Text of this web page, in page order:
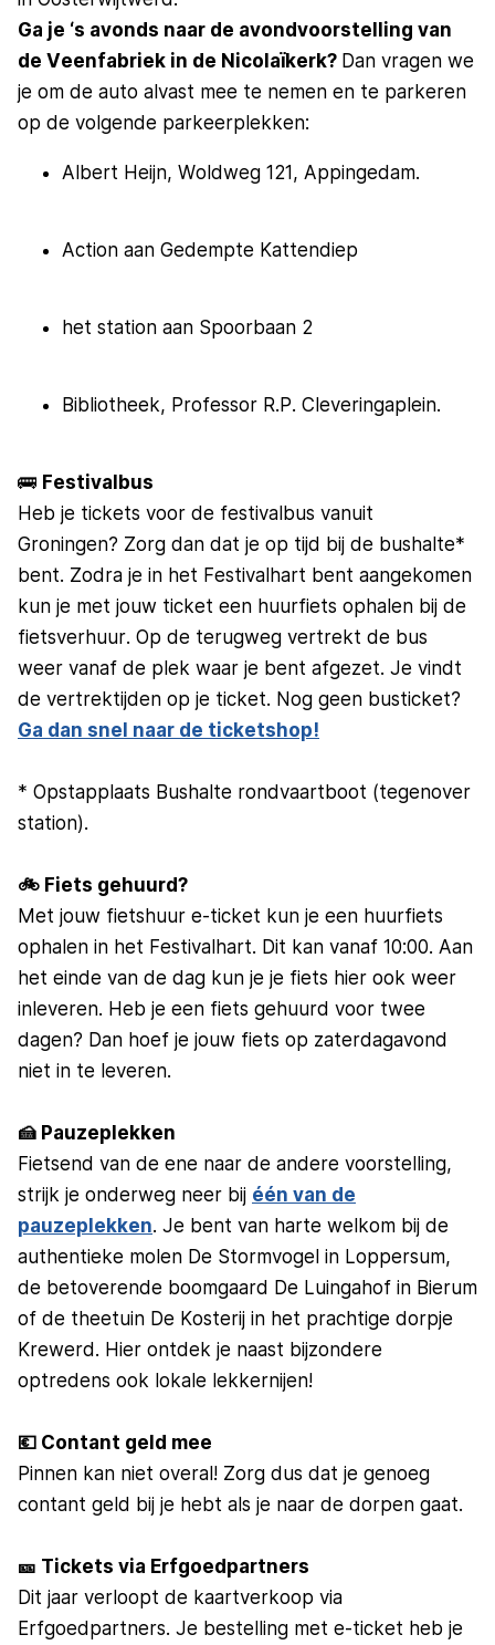
Ga je ‘s avonds naar de avondvoorstelling van
de Veenfabriek in de Nicolaïkerk? Dan vragen we
je om de auto alvast mee te nemen en te parkeren
op de volgende parkeerplekken:
Albert Heijn, Woldweg 121, Appingedam.
Action aan Gedempte Kattendiep
het station aan Spoorbaan 2
Bibliotheek, Professor R.P. Cleveringaplein.
🚌 Festivalbus
Heb je tickets voor de festivalbus vanuit
Groningen? Zorg dan dat je op tijd bij de bushalte*
bent. Zodra je in het Festivalhart bent aangekomen
kun je met jouw ticket een huurfiets ophalen bij de
fietsverhuur. Op de terugweg vertrekt de bus
weer vanaf de plek waar je bent afgezet. Je vindt
de vertrektijden op je ticket. Nog geen busticket?
Ga dan snel naar de ticketshop!
* Opstapplaats Bushalte rondvaartboot (tegenover
station).
🚲 Fiets gehuurd?
Met jouw fietshuur e-ticket kun je een huurfiets
ophalen in het Festivalhart. Dit kan vanaf 10:00. Aan
het einde van de dag kun je je fiets hier ook weer
inleveren. Heb je een fiets gehuurd voor twee
dagen? Dan hoef je jouw fiets op zaterdagavond
niet in te leveren.
🍰 Pauzeplekken
Fietsend van de ene naar de andere voorstelling,
strijk je onderweg neer bij één van de
pauzeplekken. Je bent van harte welkom bij de
authentieke molen De Stormvogel in Loppersum,
de betoverende boomgaard De Luingahof in Bierum
of de theetuin De Kosterij in het prachtige dorpje
Krewerd. Hier ontdek je naast bijzondere
optredens ook lokale lekkernijen!
💶 Contant geld mee
Pinnen kan niet overal! Zorg dus dat je genoeg
contant geld bij je hebt als je naar de dorpen gaat.
🎫 Tickets via Erfgoedpartners
Dit jaar verloopt de kaartverkoop via
Erfgoedpartners. Je bestelling met e-ticket heb je